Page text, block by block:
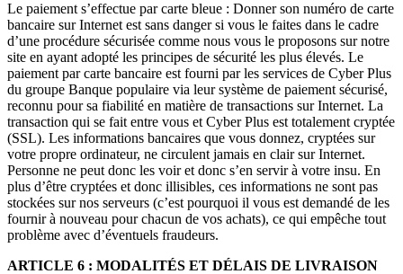
Le paiement s’effectue par carte bleue : Donner son numéro de carte
bancaire sur Internet est sans danger si vous le faites dans le cadre
d’une procédure sécurisée comme nous vous le proposons sur notre
site en ayant adopté les principes de sécurité les plus élevés. Le
paiement par carte bancaire est fourni par les services de Cyber Plus
du groupe Banque populaire via leur système de paiement sécurisé,
reconnu pour sa fiabilité en matière de transactions sur Internet. La
transaction qui se fait entre vous et Cyber Plus est totalement cryptée
(SSL). Les informations bancaires que vous donnez, cryptées sur
votre propre ordinateur, ne circulent jamais en clair sur Internet.
Personne ne peut donc les voir et donc s’en servir à votre insu. En
plus d’être cryptées et donc illisibles, ces informations ne sont pas
stockées sur nos serveurs (c’est pourquoi il vous est demandé de les
fournir à nouveau pour chacun de vos achats), ce qui empêche tout
problème avec d’éventuels fraudeurs.
ARTICLE 6 : MODALITÉS ET DÉLAIS DE LIVRAISON